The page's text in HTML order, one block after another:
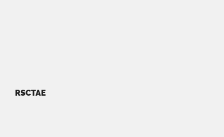
RSCTAE